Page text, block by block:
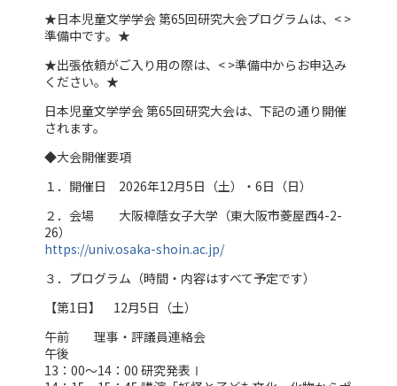
★日本児童文学学会 第65回研究大会プログラムは、< >
準備中です。★
★出張依頼がご入り用の際は、< >準備中からお申込み
ください。★
日本児童文学学会 第65回研究大会は、下記の通り開催
されます。
◆大会開催要項
１．開催日 2026年12月5日（土）・6日（日）
２．会場 大阪樟蔭女子大学（東大阪市菱屋西4-2-
26）
https://univ.osaka-shoin.ac.jp/
３．プログラム（時間・内容はすべて予定です）
【第1日】 12月5日（土）
午前 理事・評議員連絡会
午後
13：00～14：00 研究発表Ⅰ